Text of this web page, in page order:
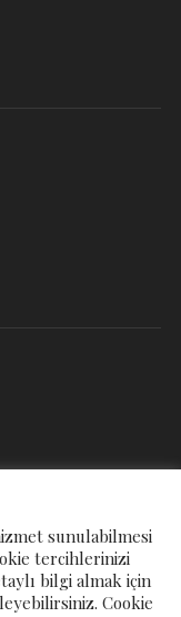
sunulabilmesi
tercihlerinizi
bilgi almak için
Cookie